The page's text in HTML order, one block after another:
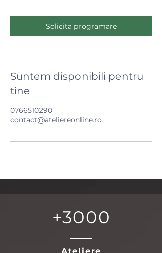
Solicita programare
Suntem disponibili pentru
tine
0766510290
contact@ateliereonline.ro
+3000